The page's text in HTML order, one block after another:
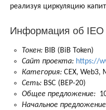
реализуя циркуляцию
Информация об IEO
Токен: BIB (BiB Token)
Сайт проекта: https://
Категория: CEX, Web3,
Сеть: BSC (BEP-20)
Общее предложение:
Начальное